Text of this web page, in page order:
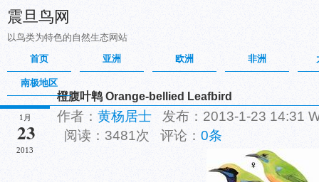
震旦鸟网
以鸟类为特色的自然生态网站
首页
亚洲 欧洲 非洲
南极地区
1月
23
2013
橙腹叶鹎 Orange-bellied Leafbird
作者： 黄杨居士 发布：2013-1-23 14:31
阅读：3481次 评论： 0条